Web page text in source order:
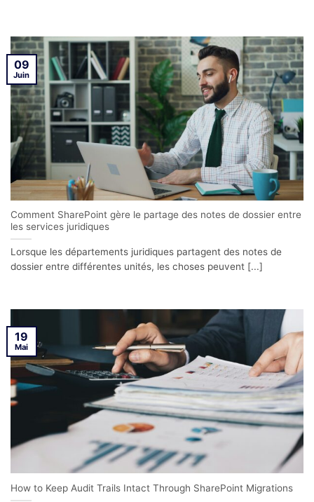
Comment SharePoint gère le partage des notes de dossier entre
les services juridiques
Lorsque les départements juridiques partagent des notes de
dossier entre différentes unités, les choses peuvent [...]
09
Juin
How to Keep Audit Trails Intact Through SharePoint Migrations
19
Mai